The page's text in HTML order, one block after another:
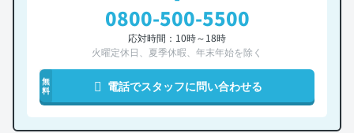
0800-500-5500
応対時間：10時～18時
火曜定休日、夏季休暇、年末年始を除く
無
料
電話でスタッフに問い合わせる